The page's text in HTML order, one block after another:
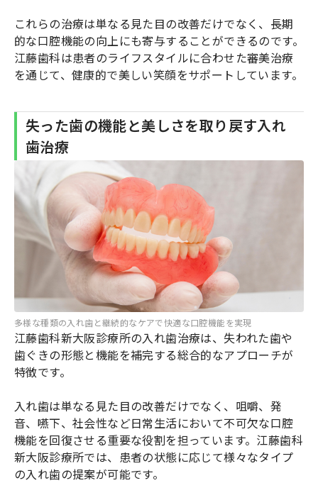
これらの治療は単なる見た目の改善だけでなく、長期
的な口腔機能の向上にも寄与することができるのです。
江藤歯科は患者のライフスタイルに合わせた審美治療
を通じて、健康的で美しい笑顔をサポートしています。
失った歯の機能と美しさを取り戻す入れ
歯治療
多様な種類の入れ歯と継続的なケアで快適な口腔機能を実現
江藤歯科新大阪診療所の入れ歯治療は、失われた歯や
歯ぐきの形態と機能を補完する総合的なアプローチが
特徴です。
入れ歯は単なる見た目の改善だけでなく、咀嚼、発
音、嚥下、社会性など日常生活において不可欠な口腔
機能を回復させる重要な役割を担っています。江藤歯科
新大阪診療所では、患者の状態に応じて様々なタイプ
の入れ歯の提案が可能です。